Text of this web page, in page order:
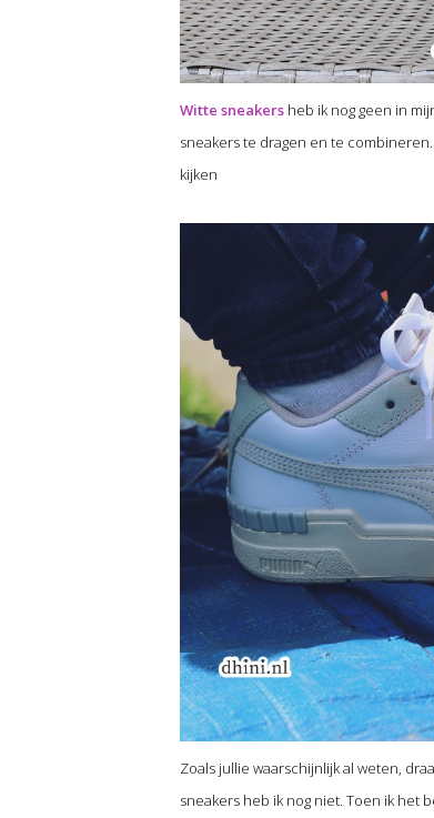
Witte sneakers heb ik nog geen in
sneakers te dragen en te
kijken
Zoals jullie waarschijnlijk al weten,
sneakers heb ik nog niet. Toen ik het